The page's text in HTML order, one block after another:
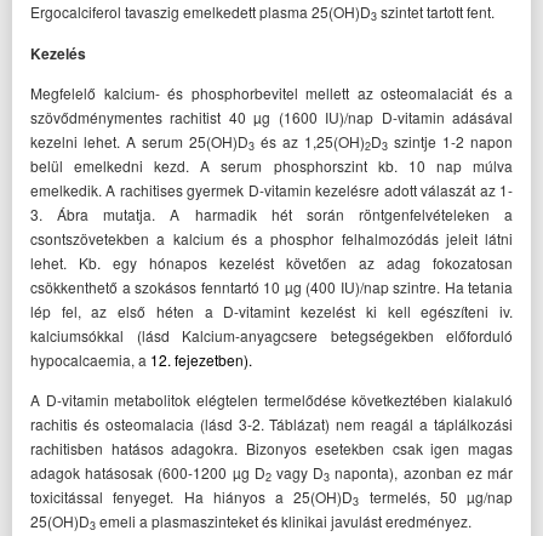
Ergocalciferol tavaszig emelkedett plasma 25(OH)D3 szintet tartott fent.
Kezelés
Megfelelő kalcium- és phosphorbevitel mellett az osteomalaciát és a
szövődménymentes rachitist 40 µg (1600 IU)/nap D-vitamin adásával
kezelni lehet. A serum 25(OH)D3 és az 1,25(OH)2D3 szintje 1-2 napon
belül emelkedni kezd. A serum phosphorszint kb. 10 nap múlva
emelkedik. A rachitises gyermek D-vitamin kezelésre adott válaszát az 1-
3. Ábra mutatja. A harmadik hét során röntgenfelvételeken a
csontszövetekben a kalcium és a phosphor felhalmozódás jeleit látni
lehet. Kb. egy hónapos kezelést követően az adag fokozatosan
csökkenthető a szokásos fenntartó 10 µg (400 IU)/nap szintre. Ha tetania
lép fel, az első héten a D-vitamint kezelést ki kell egészíteni iv.
kalciumsókkal (lásd Kalcium-anyagcsere betegségekben előforduló
hypocalcaemia, a 12. fejezetben).
A D-vitamin metabolitok elégtelen termelődése következtében kialakuló
rachitis és osteomalacia (lásd 3-2. Táblázat) nem reagál a táplálkozási
rachitisben hatásos adagokra. Bizonyos esetekben csak igen magas
adagok hatásosak (600-1200 µg D2vagy D3 naponta), azonban ez már
toxicitással fenyeget. Ha hiányos a 25(OH)D3
termelés, 50 µg/nap
25(OH)D3 emeli a plasmaszinteket és klinikai javulást eredményez.